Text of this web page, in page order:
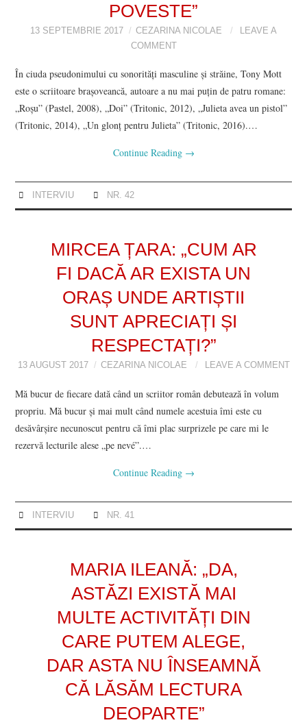
POVESTE”
13 SEPTEMBRIE 2017 CEZARINA NICOLAE
LEAVE A
COMMENT
În ciuda pseudonimului cu sonorități masculine și străine, Tony Mott
este o scriitoare brașoveancă, autoare a nu mai puțin de patru romane:
„Roșu” (Pastel, 2008), „Doi” (Tritonic, 2012), „Julieta avea un pistol”
(Tritonic, 2014), „Un glonț pentru Julieta” (Tritonic, 2016).…
Continue Reading →
INTERVIU NR. 42
MIRCEA ȚARA: „CUM AR
FI DACĂ AR EXISTA UN
ORAȘ UNDE ARTIȘTII
SUNT APRECIAȚI ȘI
RESPECTAȚI?”
13 AUGUST 2017 CEZARINA NICOLAE LEAVE A COMMENT
Mă bucur de fiecare dată când un scriitor român debutează în volum
propriu. Mă bucur și mai mult când numele acestuia îmi este cu
desăvârșire necunoscut pentru că îmi plac surprizele pe care mi le
rezervă lecturile alese „pe nevé”.…
Continue Reading →
INTERVIU NR. 41
MARIA ILEANĂ: „DA,
ASTĂZI EXISTĂ MAI
MULTE ACTIVITĂȚI DIN
CARE PUTEM ALEGE,
DAR ASTA NU ÎNSEAMNĂ
CĂ LĂSĂM LECTURA
DEOPARTE”